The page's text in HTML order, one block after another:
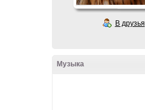
В друзья
Музыка